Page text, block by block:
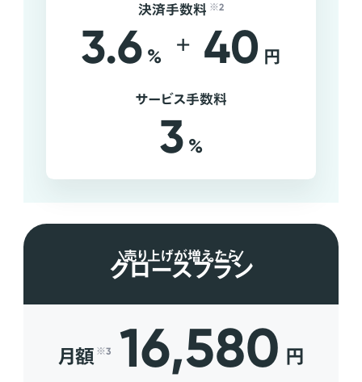
決済手数料 ※2
3.6 % + 40 円
サービス手数料
3 %
売り上げが増えたら
グロースプラン
月額 ※3 16,580 円